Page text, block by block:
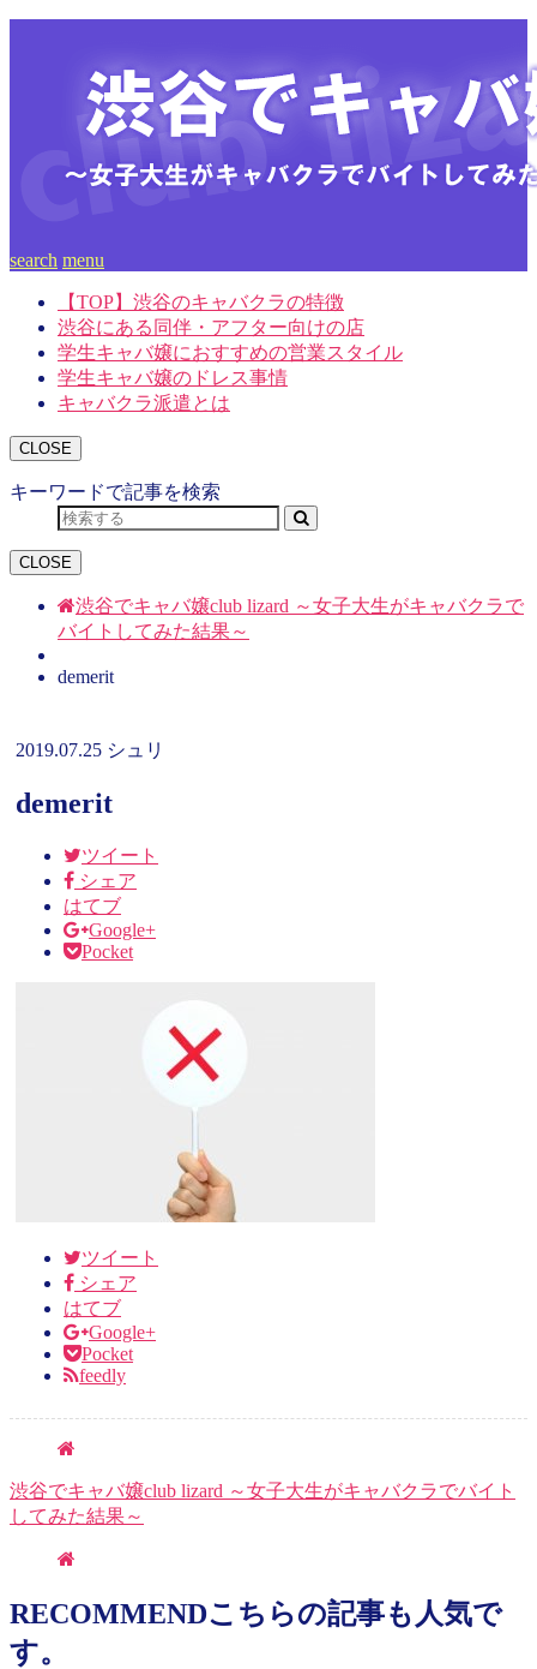
search menu
【TOP】渋谷のキャバクラの特徴
渋谷にある同伴・アフター向けの店
学生キャバ嬢におすすめの営業スタイル
学生キャバ嬢のドレス事情
キャバクラ派遣とは
CLOSE
キーワードで記事を検索
CLOSE
渋谷でキャバ嬢club lizard ～女子大生がキャバクラで
バイトしてみた結果～
demerit
2019.07.25 シュリ
demerit
ツイート
シェア
はてブ
Google+
Pocket
ツイート
シェア
はてブ
Google+
Pocket
feedly
渋谷でキャバ嬢club lizard ～女子大生がキャバクラでバイト
してみた結果～
RECOMMENDこちらの記事も人気で
す。